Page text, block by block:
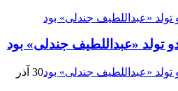
تولد «عبداللطیف جندلی» بود
30 آذر